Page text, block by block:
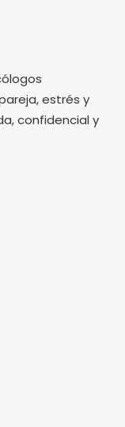
estrés y
confidencial y